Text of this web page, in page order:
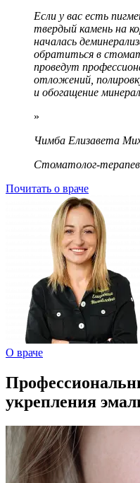
Если у вас есть
твердый камень на
началась
обратиться в
проведут
отложений,
и обогащение
Чимба Елизавета
Стоматолог-
Почитать о враче
О враче
укрепления